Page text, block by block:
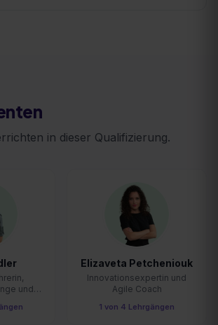
in dieser Qualifizierung.
und
Elizaveta Petcheniouk
Innovationsexpertin und
Agile Coach
1 von 4 Lehrgängen